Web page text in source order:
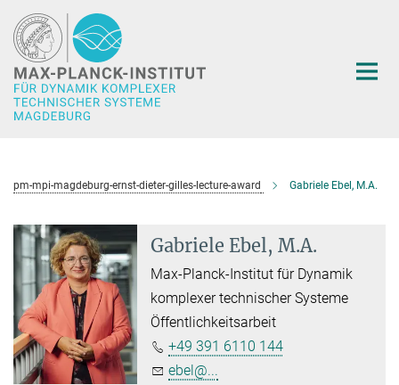
Hauptinhalt
pm-mpi-magdeburg-ernst-dieter-gilles-lecture-award Gabriele Ebel, M.A.
Gabriele Ebel, M.A.
Max-Planck-Institut für Dynamik
komplexer technischer Systeme
Öffentlichkeitsarbeit
+49 391 6110 144
ebel@...